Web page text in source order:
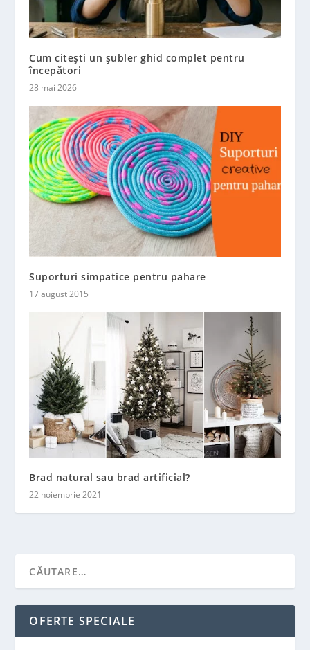
Cum citești un șubler ghid complet pentru
începători
28 mai 2026
Suporturi simpatice pentru pahare
17 august 2015
Brad natural sau brad artificial?
22 noiembrie 2021
OFERTE SPECIALE